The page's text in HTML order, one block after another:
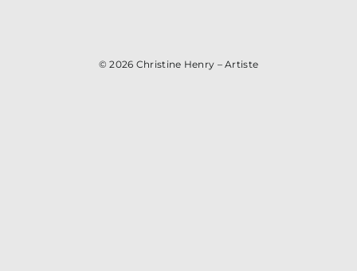
© 2026 Christine Henry – Artiste